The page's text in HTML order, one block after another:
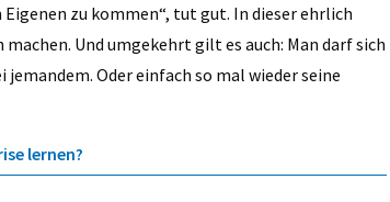
zu kommen“, tut gut. In dieser ehrlich
Und umgekehrt gilt es auch: Man darf sich
Oder einfach so mal wieder seine
lernen?